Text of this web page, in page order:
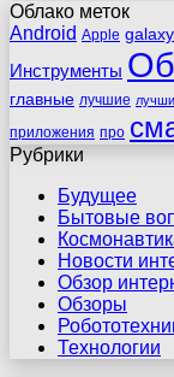
Облако меток
Android Apple galaxy
Инструменты
главные лучшие
приложения про
Рубрики
Будущее
Бытовые
Новости
Обзор
Обзоры
Технологии